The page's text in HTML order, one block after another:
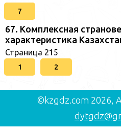
7
67. Комплексная
характеристика
Страница 215
1 2
©kzgdz.com 2026,